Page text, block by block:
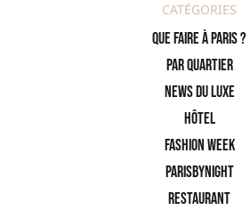
CATÉGORIES
Que faire à Paris ?
PAR QUARTIER
News du Luxe
Hôtel
Fashion Week
ParisByNight
Restaurant